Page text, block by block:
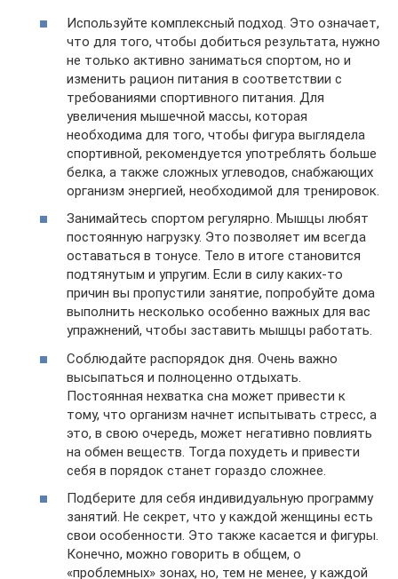
Используйте комплексный подход. Это означает,
что для того, чтобы добиться результата, нужно
не только активно заниматься спортом, но и
изменить рацион питания в соответствии с
требованиями спортивного питания. Для
увеличения мышечной массы, которая
необходима для того, чтобы фигура выглядела
спортивной, рекомендуется употреблять больше
белка, а также сложных углеводов, снабжающих
организм энергией, необходимой для тренировок.
Занимайтесь спортом регулярно. Мышцы любят
постоянную нагрузку. Это позволяет им всегда
оставаться в тонусе. Тело в итоге становится
подтянутым и упругим. Если в силу каких-то
причин вы пропустили занятие, попробуйте дома
выполнить несколько особенно важных для вас
упражнений, чтобы заставить мышцы работать.
Соблюдайте распорядок дня. Очень важно
высыпаться и полноценно отдыхать.
Постоянная нехватка сна может привести к
тому, что организм начнет испытывать стресс, а
это, в свою очередь, может негативно повлиять
на обмен веществ. Тогда похудеть и привести
себя в порядок станет гораздо сложнее.
Подберите для себя индивидуальную программу
занятий. Не секрет, что у каждой женщины есть
свои особенности. Это также касается и фигуры.
Конечно, можно говорить в общем, о
«проблемных» зонах, но, тем не менее, у каждой